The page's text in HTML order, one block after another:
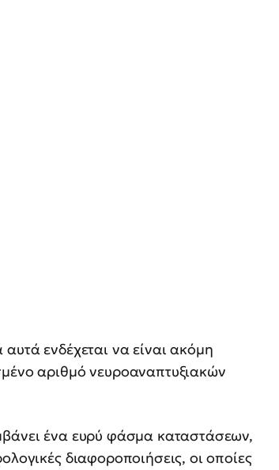
ενδέχεται να είναι ακόμη
αριθμό νευροαναπτυξιακών
ένα ευρύ φάσμα καταστάσεων,
διαφοροποιήσεις, οι οποίες